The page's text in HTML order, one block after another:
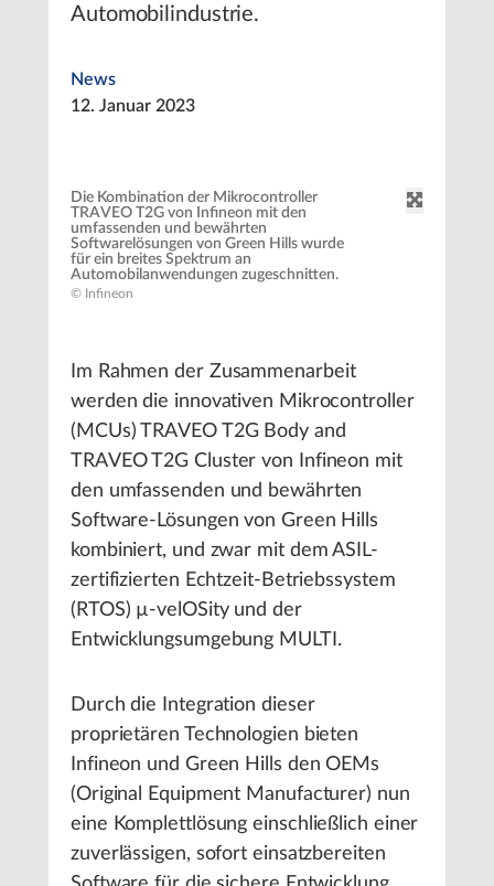
Automobilindustrie.
News
12. Januar 2023
Die Kombination der Mikrocontroller
TRAVEO T2G von Infineon mit den
umfassenden und bewährten
Softwarelösungen von Green Hills wurde
für ein breites Spektrum an
Automobilanwendungen zugeschnitten.
© Infineon
Im Rahmen der Zusammenarbeit
werden die innovativen Mikrocontroller
(MCUs) TRAVEO T2G Body and
TRAVEO T2G Cluster von Infineon mit
den umfassenden und bewährten
Software-Lösungen von Green Hills
kombiniert, und zwar mit dem ASIL-
zertifizierten Echtzeit-Betriebssystem
(RTOS) µ-velOSity und der
Entwicklungsumgebung MULTI.
Durch die Integration dieser
proprietären Technologien bieten
Infineon und Green Hills den OEMs
(Original Equipment Manufacturer) nun
eine Komplettlösung einschließlich einer
zuverlässigen, sofort einsatzbereiten